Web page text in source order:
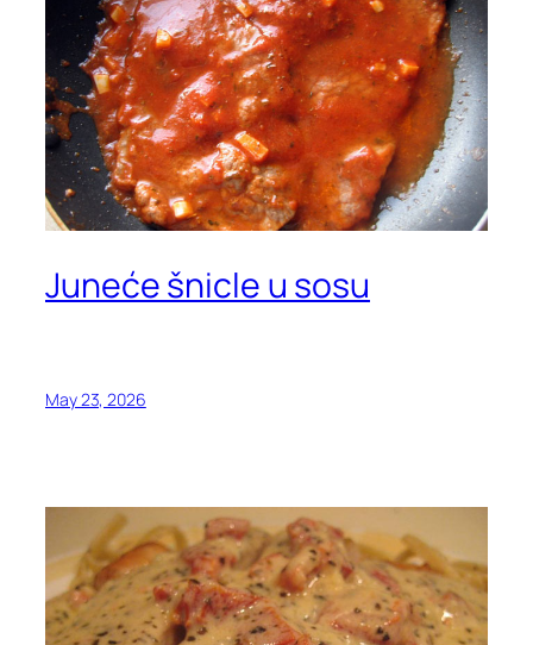
Juneće šnicle u sosu
May 23, 2026